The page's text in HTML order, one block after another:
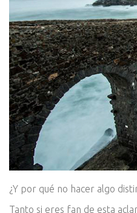
¿Y por qué no hacer algo
Tanto si eres fan de esta